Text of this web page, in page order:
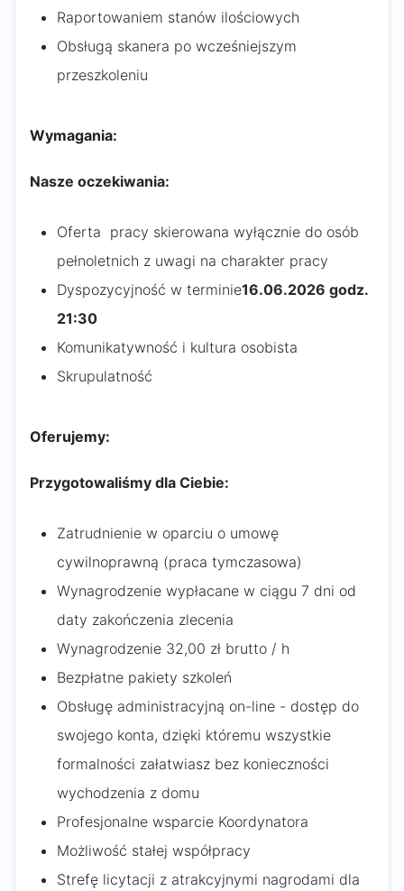
Raportowaniem stanów ilościowych
Obsługą skanera po wcześniejszym
przeszkoleniu
Wymagania:
Nasze oczekiwania:
Oferta pracy skierowana wyłącznie do osób
pełnoletnich z uwagi na charakter pracy
Dyspozycyjność w terminie16.06.2026 godz.
21:30
Komunikatywność i kultura osobista
Skrupulatność
Oferujemy:
Przygotowaliśmy dla Ciebie:
Zatrudnienie w oparciu o umowę
cywilnoprawną (praca tymczasowa)
Wynagrodzenie wypłacane w ciągu 7 dni od
daty zakończenia zlecenia
Wynagrodzenie 32,00 zł brutto / h
Bezpłatne pakiety szkoleń
Obsługę administracyjną on-line - dostęp do
swojego konta, dzięki któremu wszystkie
formalności załatwiasz bez konieczności
wychodzenia z domu
Profesjonalne wsparcie Koordynatora
Możliwość stałej współpracy
Strefę licytacji z atrakcyjnymi nagrodami dla